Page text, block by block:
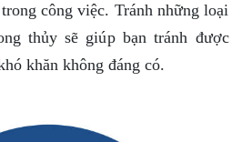
công việc. Tránh những loại
thủy sẽ giúp bạn tránh được
khăn không đáng có.